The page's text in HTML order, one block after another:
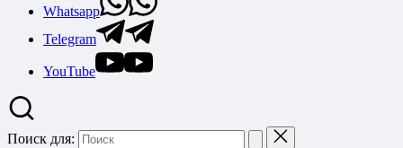
Whatsapp
Telegram
YouTube
Поиск для: